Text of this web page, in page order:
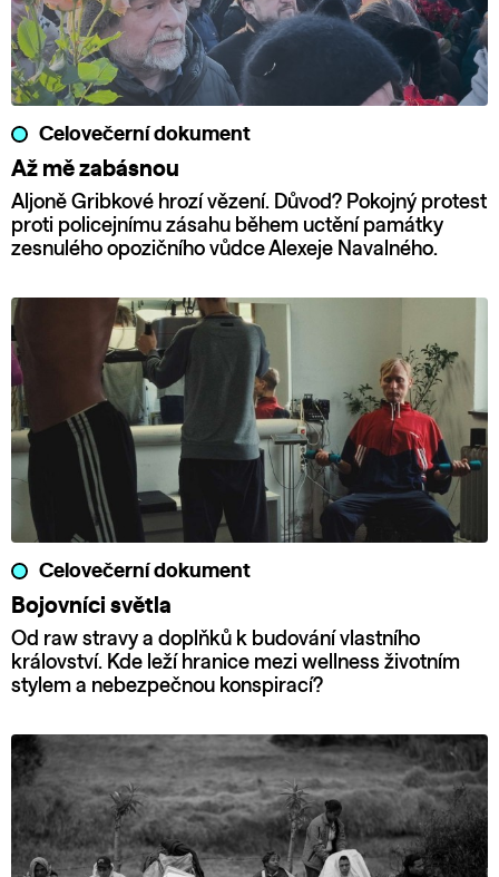
Celovečerní dokument
Až mě zabásnou
Aljoně Gribkové hrozí vězení. Důvod? Pokojný protest
proti policejnímu zásahu během uctění památky
zesnulého opozičního vůdce Alexeje Navalného.
Celovečerní dokument
Bojovníci světla
Od raw stravy a doplňků k budování vlastního
království. Kde leží hranice mezi wellness životním
stylem a nebezpečnou konspirací?